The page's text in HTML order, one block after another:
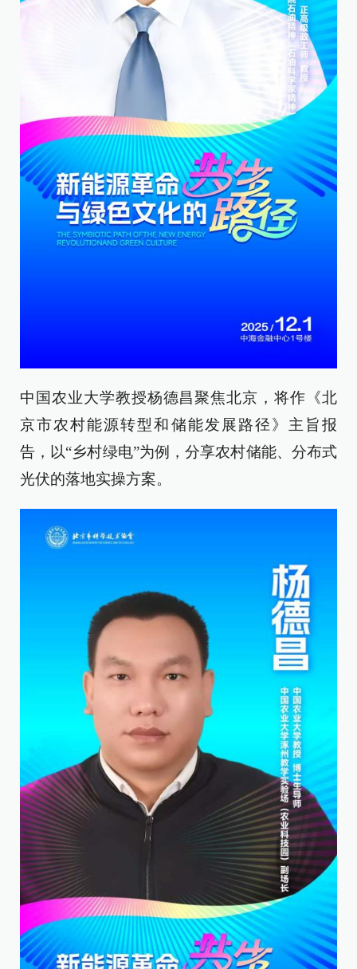
中国农业大学教授杨德昌聚焦北京，将作《北
京市农村能源转型和储能发展路径》主旨报
告，以“乡村绿电”为例，分享农村储能、分布式
光伏的落地实操方案。